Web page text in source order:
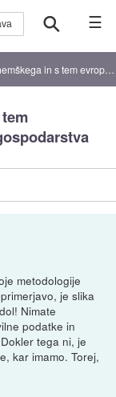
☰
ter tudi slovenskega gospodarstva
metodologije
je slika
Nimate
podatke in
tega ni, je
kar imamo. Torej,